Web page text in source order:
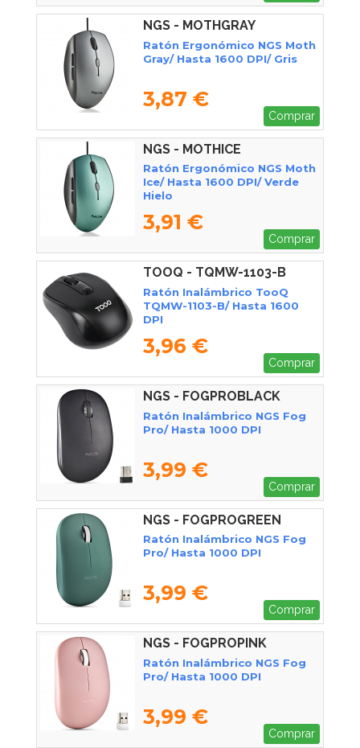
NGS - MOTHGRAY
Ratón Ergonómico NGS Moth
Gray/ Hasta 1600 DPI/ Gris
3,87 €
Comprar
NGS - MOTHICE
Ratón Ergonómico NGS Moth
Ice/ Hasta 1600 DPI/ Verde
Hielo
3,91 €
Comprar
TOOQ - TQMW-1103-B
Ratón Inalámbrico TooQ
TQMW-1103-B/ Hasta 1600
DPI
3,96 €
Comprar
NGS - FOGPROBLACK
Ratón Inalámbrico NGS Fog
Pro/ Hasta 1000 DPI
3,99 €
Comprar
NGS - FOGPROGREEN
Ratón Inalámbrico NGS Fog
Pro/ Hasta 1000 DPI
3,99 €
Comprar
NGS - FOGPROPINK
Ratón Inalámbrico NGS Fog
Pro/ Hasta 1000 DPI
3,99 €
Comprar